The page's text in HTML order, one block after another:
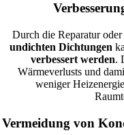
Durch die Reparatur
undichten Dichtungen
verbessert werden.
Wärmeverlusts und
weniger
Vermeidung von